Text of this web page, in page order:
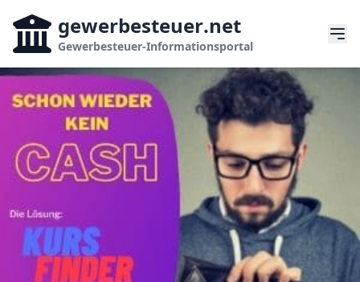
gewerbesteuer.net
Gewerbesteuer-Informationsportal